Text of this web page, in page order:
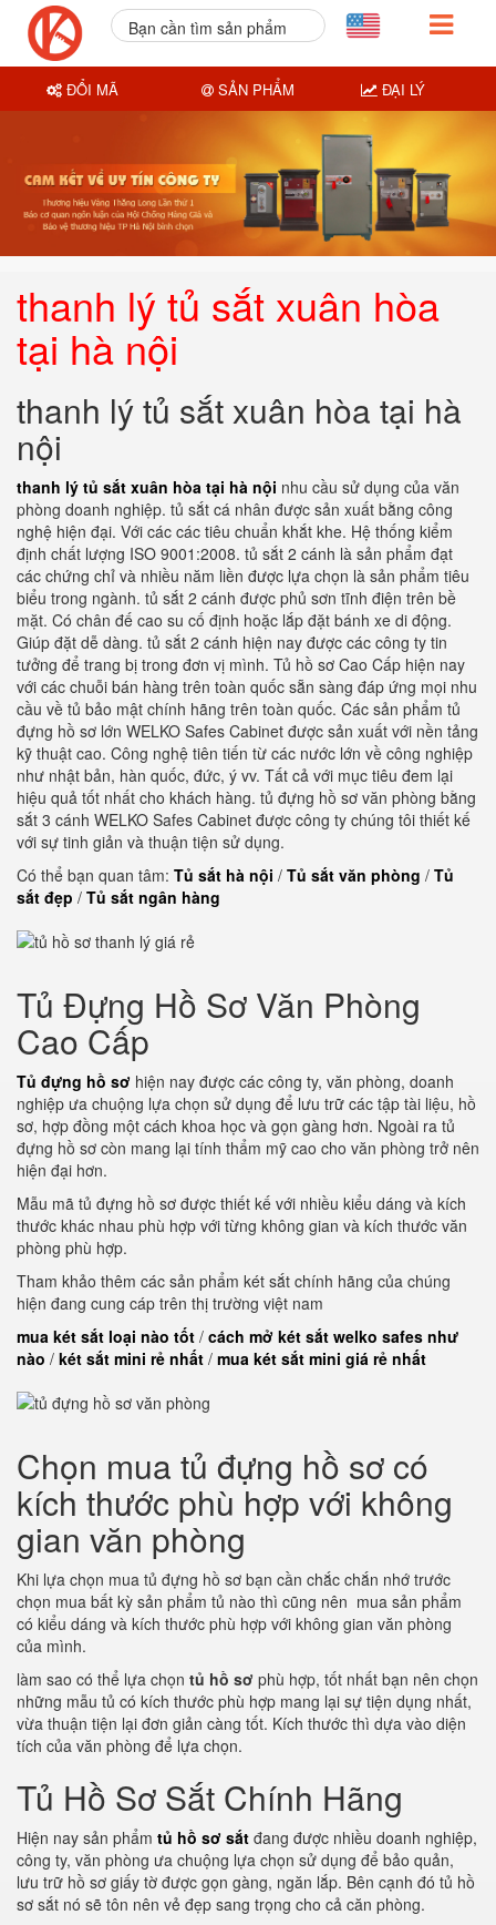
thanh lý tủ sắt xuân hòa
tại hà nội
thanh lý tủ sắt xuân hòa tại hà
nội
thanh lý tủ sắt xuân hòa tại hà nội nhu cầu sử dụng của văn
phòng doanh nghiệp. tủ sắt cá nhân được sản xuất bằng công
nghệ hiện đại. Với các các tiêu chuẩn khắt khe. Hệ thống kiểm
định chất lượng ISO 9001:2008. tủ sắt 2 cánh là sản phẩm đạt
các chứng chỉ và nhiều năm liền được lựa chọn là sản phẩm tiêu
biểu trong ngành. tủ sắt 2 cánh được phủ sơn tĩnh điện trên bề
mặt. Có chân đế cao su cố định hoặc lắp đặt bánh xe di động.
Giúp đặt dễ dàng. tủ sắt 2 cánh hiện nay được các công ty tin
tưởng để trang bị trong đơn vị mình. Tủ hồ sơ Cao Cấp hiện nay
với các chuỗi bán hàng trên toàn quốc sẵn sàng đáp ứng mọi nhu
cầu về tủ bảo mật chính hãng trên toàn quốc. Các sản phẩm tủ
đựng hồ sơ lớn WELKO Safes Cabinet được sản xuất với nền tảng
kỹ thuật cao. Công nghệ tiên tiến từ các nước lớn về công nghiệp
như nhật bản, hàn quốc, đức, ý vv. Tất cả với mục tiêu đem lại
hiệu quả tốt nhất cho khách hàng. tủ đựng hồ sơ văn phòng bằng
sắt 3 cánh WELKO Safes Cabinet được công ty chúng tôi thiết kế
với sự tinh giản và thuận tiện sử dụng.
Có thể bạn quan tâm: Tủ sắt hà nội / Tủ sắt văn phòng / Tủ
sắt đẹp / Tủ sắt ngân hàng
Tủ Đựng Hồ Sơ Văn Phòng
Cao Cấp
Tủ đựng hồ sơ hiện nay được các công ty, văn phòng, doanh
nghiệp ưa chuộng lựa chọn sử dụng để lưu trữ các tập tài liệu, hồ
sơ, hợp đồng một cách khoa học và gọn gàng hơn. Ngoài ra tủ
đựng hồ sơ còn mang lại tính thẩm mỹ cao cho văn phòng trở nên
hiện đại hơn.
Mẫu mã tủ đựng hồ sơ được thiết kế với nhiều kiểu dáng và kích
thước khác nhau phù hợp với từng không gian và kích thước văn
phòng phù hợp.
Tham khảo thêm các sản phẩm két sắt chính hãng của chúng
hiện đang cung cáp trên thị trường việt nam
mua két sắt loại nào tốt / cách mở két sắt welko safes như
nào / két sắt mini rẻ nhất / mua két sắt mini giá rẻ nhất
Chọn mua tủ đựng hồ sơ có
kích thước phù hợp với không
gian văn phòng
Khi lựa chọn mua tủ đựng hồ sơ bạn cần chắc chắn nhớ trước
chọn mua bất kỳ sản phẩm tủ nào thì cũng nên mua sản phẩm
có kiểu dáng và kích thước phù hợp với không gian văn phòng
của mình.
làm sao có thể lựa chọn tủ hồ sơ phù hợp, tốt nhất bạn nên chọn
những mẫu tủ có kích thước phù hợp mang lại sự tiện dụng nhất,
vừa thuận tiện lại đơn giản càng tốt. Kích thước thì dựa vào diện
tích của văn phòng để lựa chọn.
Tủ Hồ Sơ Sắt Chính Hãng
Hiện nay sản phẩm tủ hồ sơ sắt đang được nhiều doanh nghiệp,
công ty, văn phòng ưa chuộng lựa chọn sử dụng để bảo quản,
lưu trữ hồ sơ giấy tờ được gọn gàng, ngăn lắp. Bên cạnh đó tủ hồ
sơ sắt nó sẽ tôn nên vẻ đẹp sang trọng cho cả căn phòng.
Bạn cần tìm sản phẩm
ĐỔI MÃ SẢN PHẨM ĐẠI LÝ